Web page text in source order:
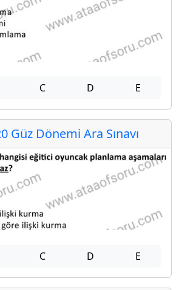
C D E
Güz Dönemi Ara Sınavı
C D E